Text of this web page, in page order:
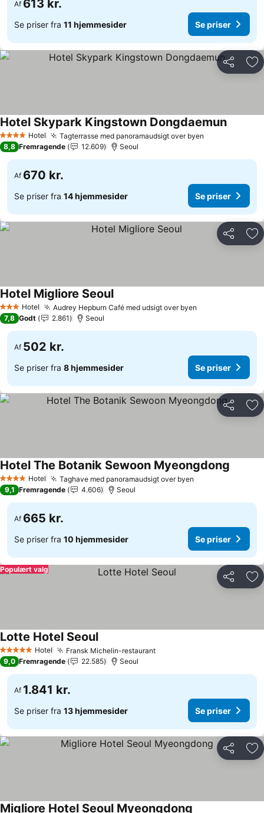
Af 613 kr.
Se priser fra 11 hjemmesider Se priser
Del
4 StjernerHotel Tagterrasse med panoramaudsigt over byen
Hotel Skypark Kingstown DongdaemunSe
8,8 Fremragende 12.609 Seoul
Af 670 kr.
Se priser fra 14 hjemmesider Se priser
Del
3 StjernerHotel Audrey Hepburn Café med udsigt over byen
Hotel Migliore SeoulSe priser
7,8 Godt 2.861 Seoul
Af 502 kr.
Se priser fra 8 hjemmesider Se priser
Del
4 StjernerHotel Taghave med panoramaudsigt over byen
Hotel The Botanik Sewoon Myeongdong
9,1 Fremragende 4.606 Seoul
Af 665 kr.
Se priser fra 10 hjemmesider Se priser
Del
Populært valg
5 Stjerner Hotel Fransk Michelin-restaurantSe priser
Lotte Hotel SeoulSe priser
9,0 Fremragende 22.585 Seoul
Af 1.841 kr.
Se priser fra 13 hjemmesider Se priser
Del
Migliore Hotel Seoul Myeongdong